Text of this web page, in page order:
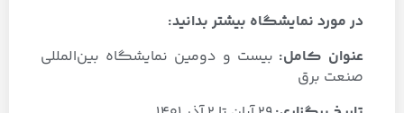
در مورد نمایشگاه بیشتر بدانید:
عنوان کامل: بیست و دومین نمایشگاه بین‌المللی
صنعت برق